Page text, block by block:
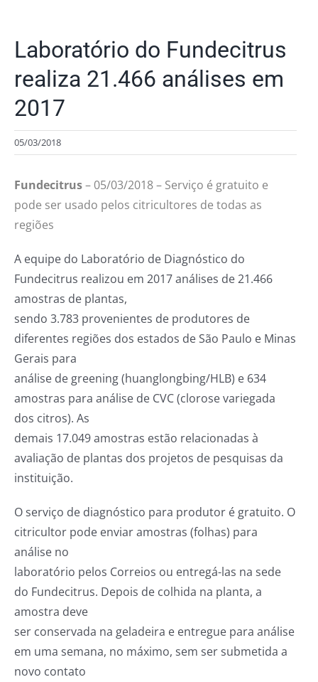
Laboratório do Fundecitrus
realiza 21.466 análises em
2017
05/03/2018
Fundecitrus– 05/03/2018 – Serviço é gratuito e
pode ser usado pelos citricultores de todas as
regiões
A equipe do Laboratório de Diagnóstico do
Fundecitrus realizou em 2017 análises de 21.466
amostras de plantas,
sendo 3.783 provenientes de produtores de
diferentes regiões dos estados de São Paulo e Minas
Gerais para
análise de greening (huanglongbing/HLB) e 634
amostras para análise de CVC (clorose variegada
dos citros). As
demais 17.049 amostras estão relacionadas à
avaliação de plantas dos projetos de pesquisas da
instituição.
O serviço de diagnóstico para produtor é gratuito. O
citricultor pode enviar amostras (folhas) para
análise no
laboratório pelos Correios ou entregá-las na sede
do Fundecitrus. Depois de colhida na planta, a
amostra deve
ser conservada na geladeira e entregue para análise
em uma semana, no máximo, sem ser submetida a
novo contato